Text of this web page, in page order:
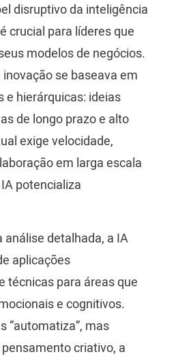
disruptivo da inteligência
crucial para líderes que
modelos de negócios.
se baseava em
e hierárquicas: ideias
de longo prazo e alto
exige velocidade,
em larga escala
potencializa
análise detalhada, a IA
aplicações
técnicas para áreas que
e cognitivos.
“automatiza”, mas
criativo, a